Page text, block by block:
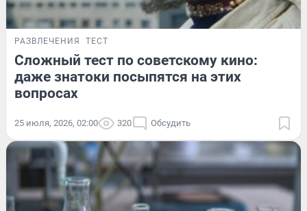
РАЗВЛЕЧЕНИЯ ТЕСТ
Сложный тест по советскому кино:
даже знатоки посыпятся на этих
вопросах
25 июля, 2026, 02:00 320 Обсудить